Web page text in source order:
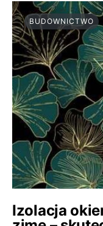
BUDOWNICTWO
Izolacja